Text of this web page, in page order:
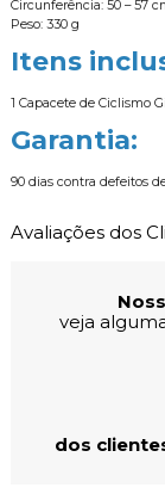
Circunferência: 50 – 57
Peso: 330 g
Itens
1 Capacete de Ciclismo
Garantia:
90 dias contra defeitos
Avaliações dos
veja
dos